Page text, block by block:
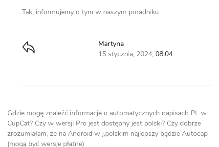
Tak, informujemy o tym w naszym poradniku
Martyna
15 stycznia, 2024, 08:04
Gdzie mogę znaleźć informacje o automatycznych napisach PL w
CupCat? Czy w wersji Pro jest dostępny jest polski? Czy dobrze
zrozumiałam, że na Android w j.polskim najlepszy będzie Autocap
(mogą być wersje płatne)